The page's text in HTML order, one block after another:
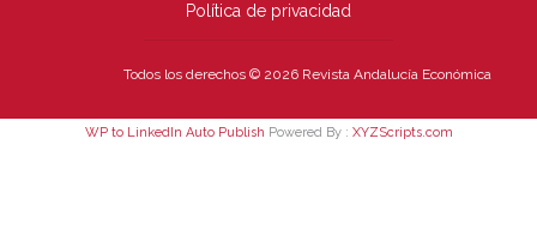
Política de privacidad
Todos los derechos © 2026 Revista Andalucía Económica
WP to LinkedIn Auto Publish Powered By : XYZScripts.com